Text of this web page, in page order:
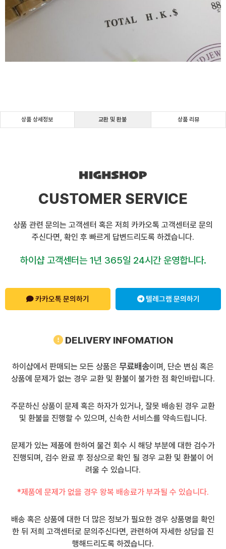
상품 상세정보 교환 및 환불 상품 리뷰
CUSTOMER SERVICE
상품 관련 문의는 고객센터 혹은 저희 카카오톡 고객센터로 문의
주신다면, 확인 후 빠르게 답변드리도록 하겠습니다.
하이샵 고객센터는 1년 365일 24시간 운영합니다.
카카오톡 문의하기 텔레그램 문의하기
DELIVERY INFOMATION
하이샵에서 판매되는 모든 상품은 무료배송이며, 단순 변심 혹은
상품에 문제가 없는 경우 교환 및 환불이 불가한 점 확인바랍니다.
주문하신 상품이 문제 혹은 하자가 있거나, 잘못 배송된 경우 교환
및 환불을 진행할 수 있으며, 신속한 서비스를 약속드립니다.
문제가 있는 제품에 한하여 물건 회수 시 해당 부분에 대한 검수가
진행되며, 검수 완료 후 정상으로 확인 될 경우 교환 및 환불이 어
려울 수 있습니다.
*제품에 문제가 없을 경우 왕복 배송료가 부과될 수 있습니다.
배송 혹은 상품에 대한 더 많은 정보가 필요한 경우 상품명을 확인
한 뒤 저희 고객센터로 문의주신다면, 관련하여 자세한 상담을 진
행해드리도록 하겠습니다.